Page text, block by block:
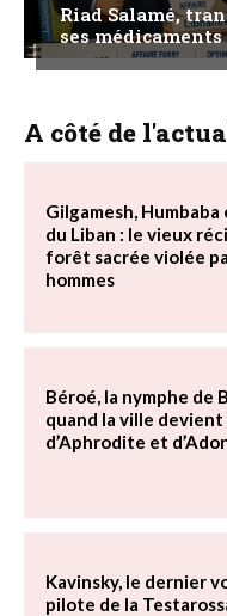
Riad Salamé,
ses médicaments
A côté de
Gilgamesh,
du Liban : le vieux
forêt sacrée violée
hommes
Béroé, la nymphe de
quand la ville
d’Aphrodite et
Kavinsky, le dernier
pilote de la